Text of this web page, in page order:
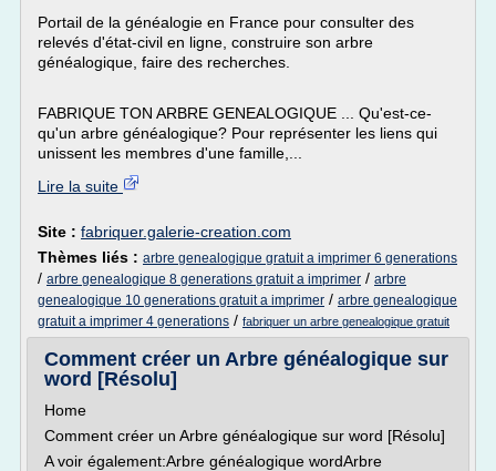
Portail de la généalogie en France pour consulter des
relevés d'état-civil en ligne, construire son arbre
généalogique, faire des recherches.
FABRIQUE TON ARBRE GENEALOGIQUE ... Qu'est-ce-
qu'un arbre généalogique? Pour représenter les liens qui
unissent les membres d'une famille,...
Lire la suite
Site : fabriquer.galerie-creation.com
Thèmes liés : arbre genealogique gratuit a imprimer 6 generations
/ arbre genealogique 8 generations gratuit a imprimer / arbre
genealogique 10 generations gratuit a imprimer / arbre genealogique
gratuit a imprimer 4 generations / fabriquer un arbre genealogique gratuit
Comment créer un Arbre généalogique sur
word [Résolu]
Home
Comment créer un Arbre généalogique sur word [Résolu]
A voir également:Arbre généalogique wordArbre